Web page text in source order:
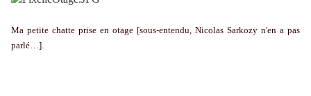
Ma petite chatte prise en otage [sous-entendu, Nicolas Sarkozy n'en a pas
parlé…].